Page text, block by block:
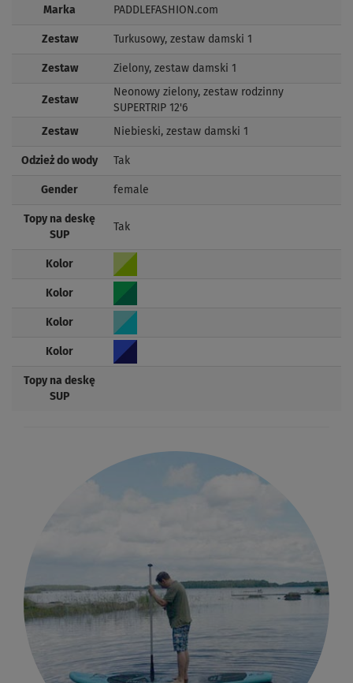
Marka PADDLEFASHION.com
Zestaw Turkusowy, zestaw damski 1
Zestaw Zielony, zestaw damski 1
Zestaw
Neonowy zielony, zestaw rodzinny
SUPERTRIP 12'6
Zestaw Niebieski, zestaw damski 1
Odzież do wody Tak
Gender female
Topy na deskę
SUP
Tak
Kolor
Kolor
Kolor
Kolor
Topy na deskę
SUP